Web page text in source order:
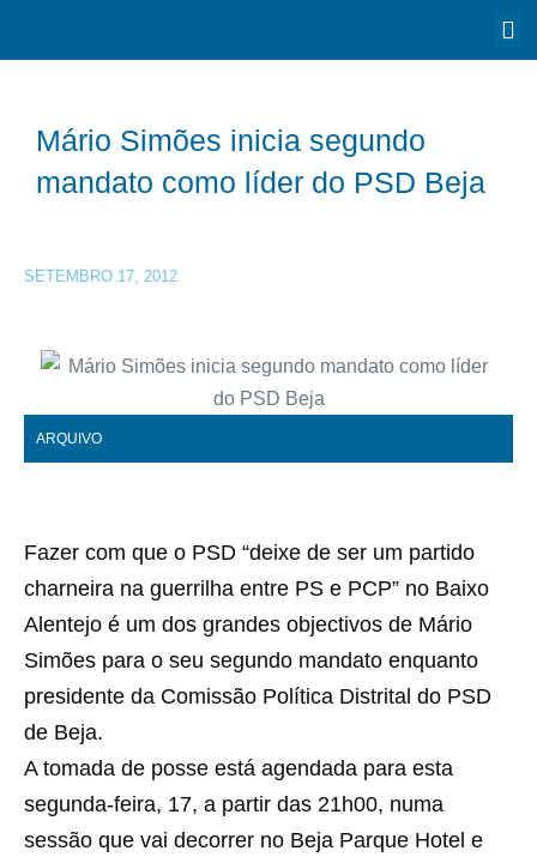
Mário Simões inicia segundo
mandato como líder do PSD Beja
SETEMBRO 17, 2012
ARQUIVO
Fazer com que o PSD “deixe de ser um partido
charneira na guerrilha entre PS e PCP” no Baixo
Alentejo é um dos grandes objectivos de Mário
Simões para o seu segundo mandato enquanto
presidente da Comissão Política Distrital do PSD
de Beja.
A tomada de posse está agendada para esta
segunda-feira, 17, a partir das 21h00, numa
sessão que vai decorrer no Beja Parque Hotel e